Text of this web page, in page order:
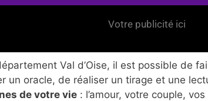
Votre publicité ici
Val d’Oise, il est possible de
un oracle, de réaliser un tirage et une
de votre vie : l’amour, votre couple,